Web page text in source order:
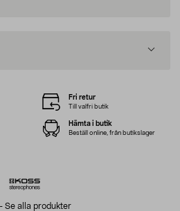
- Se alla produkter
Fri retur
Till valfri butik
Hämta i butik
Beställ online, från butikslager